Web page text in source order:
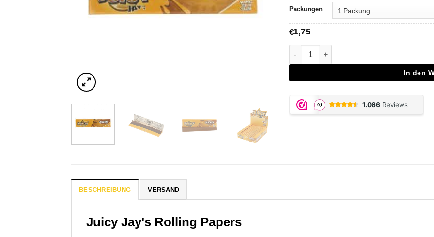
Packungen
€1,75
Liquorice Flavored Papers Menge
In den
BESCHREIBUNG VERSAND
Juicy Jay's Rolling Papers